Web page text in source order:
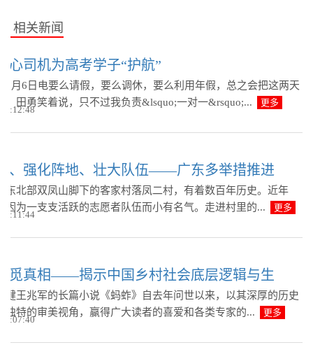
相关新闻
心司机为高考学子“护航”
6月6日电要么请假，要么调休，要么利用年假，总之会把这两天
。田勇笑着说，只不过我负责&lsquo;一对一&rsquo;...
更多
、强化阵地、壮大队伍——广东多举措推进
东北部双凤山脚下的客家村落凤二村，有着数百年历史。近年
因为一支支活跃的志愿者队伍而小有名气。走进村里的...
更多
觅真相——揭示中国乡村社会底层逻辑与生
王兆军的长篇小说《蚂蚱》自去年问世以来，以其深厚的历史
独特的审美视角，赢得广大读者的喜爱和各类专家的...
更多